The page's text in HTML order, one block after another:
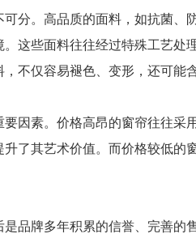
。高品质的面料，如抗菌、
这些面料往往经过特殊工艺处
不仅容易褪色、变形，还可能
素。价格高昂的窗帘往往采
了其艺术价值。而价格较低的
牌多年积累的信誉、完善的